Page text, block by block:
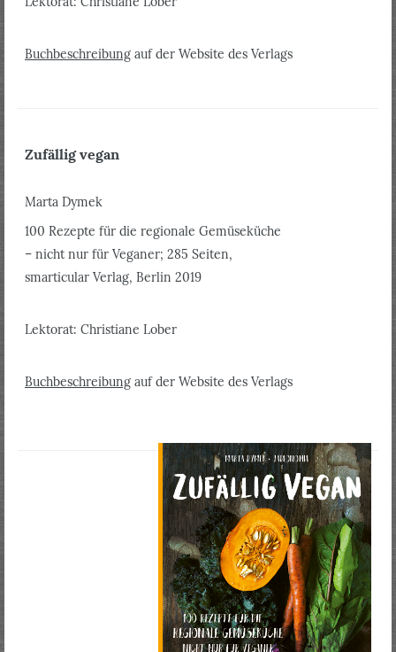
Buchbeschreibung auf der Website des Verlags
Zufällig vegan
Marta Dymek
100 Rezepte für die regionale Gemüseküche
– nicht nur für Veganer; 285 Seiten,
smarticular Verlag, Berlin 2019
Lektorat: Christiane Lober
Buchbeschreibung auf der Website des Verlags